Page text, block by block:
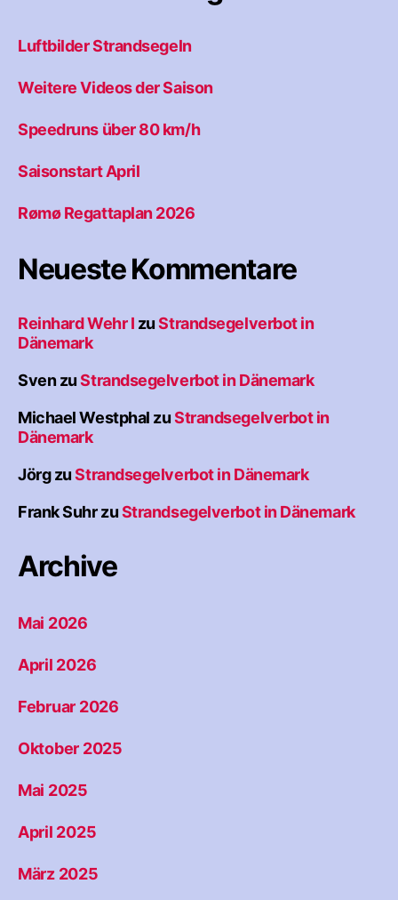
Luftbilder Strandsegeln
Weitere Videos der Saison
Speedruns über 80 km/h
Saisonstart April
Rømø Regattaplan 2026
Neueste Kommentare
Reinhard Wehr I zuStrandsegelverbot in
Dänemark
SvenzuStrandsegelverbot in Dänemark
Michael Westphal zuStrandsegelverbot in
Dänemark
JörgzuStrandsegelverbot in Dänemark
Frank SuhrzuStrandsegelverbot in Dänemark
Archive
Mai 2026
April 2026
Februar 2026
Oktober 2025
Mai 2025
April 2025
März 2025